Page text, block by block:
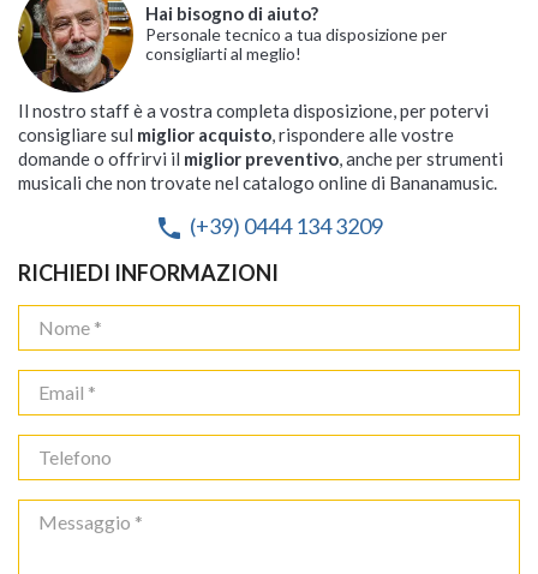
Hai bisogno di aiuto?
Personale tecnico a tua disposizione per
consigliarti al meglio!
Il nostro staff è a vostra completa disposizione, per potervi
consigliare sul miglior acquisto, rispondere alle vostre
domande o offrirvi il miglior preventivo, anche per strumenti
musicali che non trovate nel catalogo online di Bananamusic.
phone (+39) 0444 134 3209
RICHIEDI INFORMAZIONI